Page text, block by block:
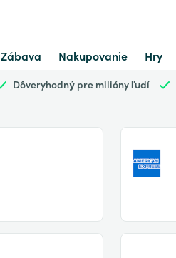
Zábava Nakupovanie Hry
Dôveryhodný pre milióny ľudí